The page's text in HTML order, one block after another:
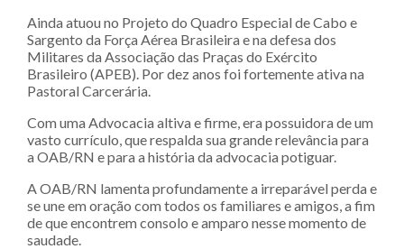
Ainda atuou no Projeto do Quadro Especial de Cabo e
Sargento da Força Aérea Brasileira e na defesa dos
Militares da Associação das Praças do Exército
Brasileiro (APEB). Por dez anos foi fortemente ativa na
Pastoral Carcerária.
Com uma Advocacia altiva e firme, era possuidora de um
vasto currículo, que respalda sua grande relevância para
a OAB/RN e para a história da advocacia potiguar.
A OAB/RN lamenta profundamente a irreparável perda e
se une em oração com todos os familiares e amigos, a fim
de que encontrem consolo e amparo nesse momento de
saudade.